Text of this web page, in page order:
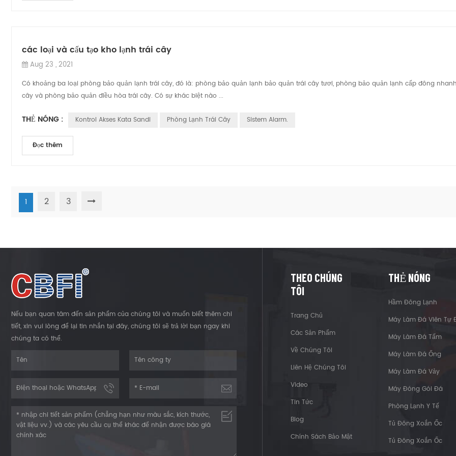
các loại và cấu tạo kho lạnh trái cây
Aug 23 , 2021
Có khoảng ba loại phòng bảo quản lạnh trái cây, đó là: phòng bảo quản lạnh bảo quản trái cây tươi, phòng bảo quản lạnh cấp đông
cây và phòng bảo quản điều hòa trái cây. Có sự khác biệt nào ...
THẺ NÓNG : Kontrol Akses Kata Sandi Phòng Lạnh Trái Cây Sistem Alarm.
Đọc thêm
1 2 3
Nếu bạn quan tâm đến sản phẩm của chúng tôi và muốn biết thêm chi
tiết, xin vui lòng để lại tin nhắn tại đây, chúng tôi sẽ trả lời bạn ngay khi
chúng ta có thể.
THEO CHÚNG
TÔI
Trang Chủ
Các Sản Phẩm
Về Chúng Tôi
Liên Hệ Chúng Tôi
Video
Tin Tức
Blog
Chính Sách Bảo Mật
THẺ NÓNG
Hầm Đông Lạnh
Máy Làm Đá Viên Tự
Máy Làm Đá Tấm
Máy Làm Đá Ống
Máy Làm Đá Vảy
Máy Đóng Gói Đá
Phòng Lạnh Y Tế
Tủ Đông Xoắn Ốc
Tủ Đông Xoắn Ốc